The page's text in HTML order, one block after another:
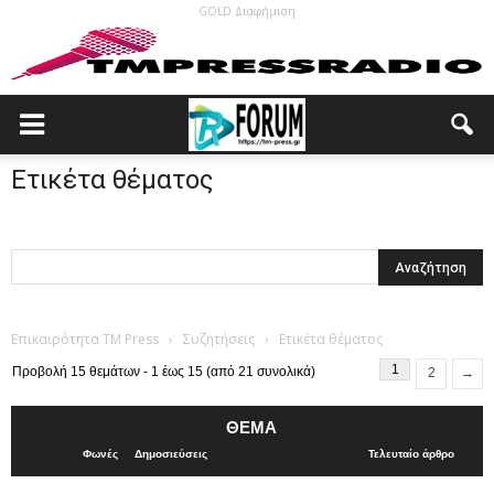
GOLD Διαφήμιση
Ετικέτα θέματος
Επικαιρότητα TM Press › Συζητήσεις › Ετικέτα θέματος
Προβολή 15 θεμάτων - 1 έως 15 (από 21 συνολικά) 1 2 →
ΘΈΜΑ
Φωνές Δημοσιεύσεις Τελευταίο άρθρο